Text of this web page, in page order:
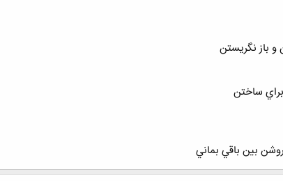
و باز نگريستن
ساختن
بين باقي بماني